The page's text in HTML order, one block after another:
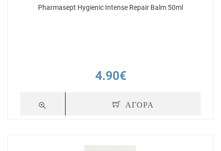
Pharmasept Hygienic Intense Repair Balm 50ml
4.90€
ΑΓΟΡΑ